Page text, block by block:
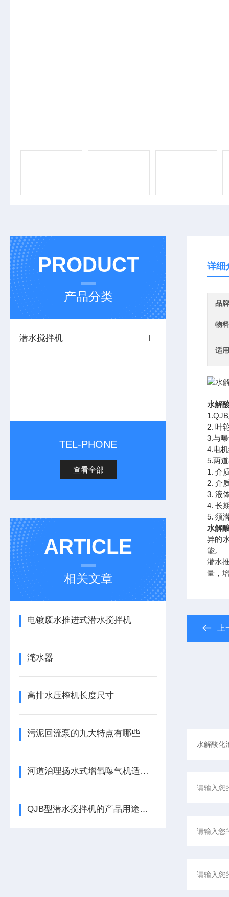
PRODUCT
产品分类
潜水搅拌机
TEL-PHONE
查看全部
ARTICLE
相关文章
电镀废水推进式潜水搅拌机
滗水器
高排水压榨机长度尺寸
污泥回流泵的九大特点有哪些
河道治理扬水式增氧曝气机适应范围
QJB型潜水搅拌机的产品用途和适用范围
详细
品牌
物
适
水解
2. 叶
3.与
4.电
5.两
1. 介
2. 介
3. 液
4. 长
5. 须
水解
异的
能。
潜水
量，